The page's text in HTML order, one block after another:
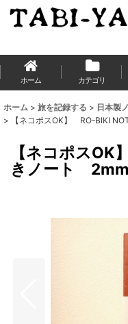
ホーム カテゴリ
ホーム > 旅を記録する > 日本製
>
【ネコポスOK】 RO-BIKI
【ネコポスOK
きノート